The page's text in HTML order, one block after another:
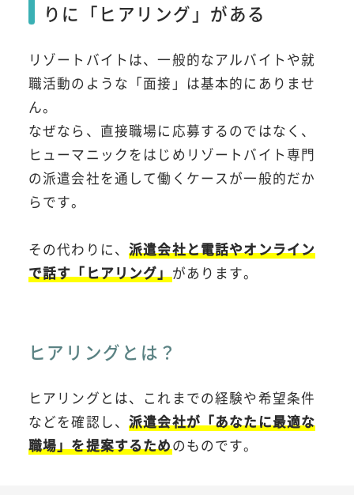
りに「ヒアリング」がある
リゾートバイトは、一般的なアルバイトや就
職活動のような「面接」は基本的にありませ
ん。
なぜなら、直接職場に応募するのではなく、
ヒューマニックをはじめリゾートバイト専門
の派遣会社を通して働くケースが一般的だか
らです。
その代わりに、派遣会社と電話やオンライン
で話す「ヒアリング」があります。
ヒアリングとは？
ヒアリングとは、これまでの経験や希望条件
などを確認し、派遣会社が「あなたに最適な
職場」を提案するためのものです。